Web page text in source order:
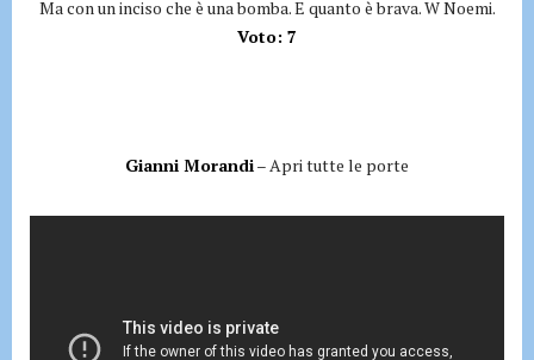
Ma con un inciso che è una bomba. E quanto è brava. W Noemi.
Voto: 7
Gianni Morandi– Apri tutte le porte